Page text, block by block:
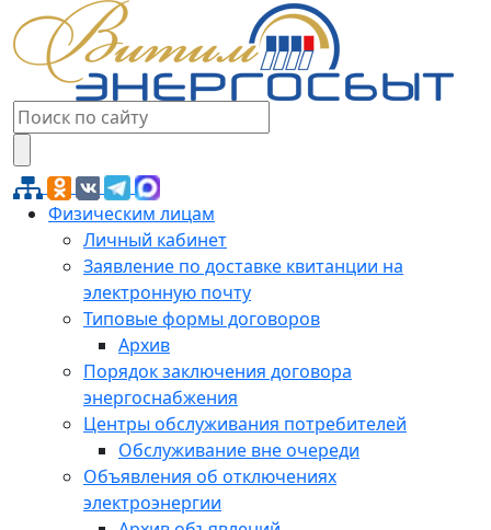
Физическим лицам
Личный кабинет
Заявление по доставке квитанции на
электронную почту
Типовые формы договоров
Архив
Порядок заключения договора
энергоснабжения
Центры обслуживания потребителей
Обслуживание вне очереди
Объявления об отключениях
электроэнергии